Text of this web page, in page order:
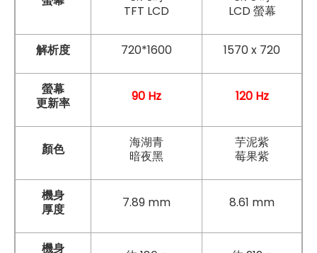
TFT LCD
LCD 螢幕
解析度 720*1600 1570 x 720
螢幕
更新率
90 Hz 120 Hz
顏色
海湖青
暗夜黑
芋泥紫
莓果紫
機身
厚度
7.89 mm 8.61 mm
機身